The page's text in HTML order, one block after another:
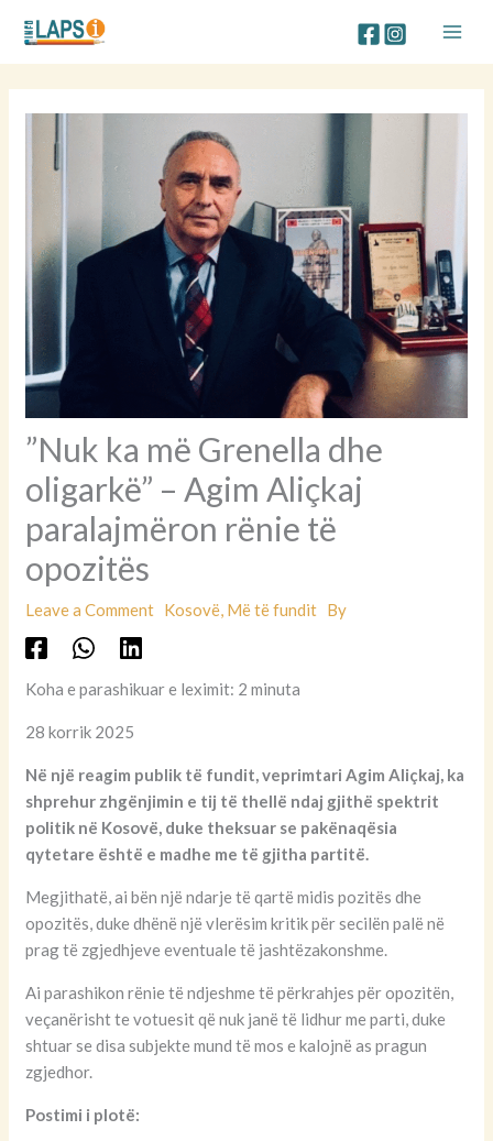
content
”Nuk ka më Grenella dhe
oligarkë” – Agim Aliçkaj
paralajmëron rënie të
opozitës
Leave a Comment Kosovë, Më të fundit By
Koha e parashikuar e leximit: 2 minuta
28 korrik 2025
Në një reagim publik të fundit, veprimtari Agim Aliçkaj, ka
shprehur zhgënjimin e tij të thellë ndaj gjithë spektrit
politik në Kosovë, duke theksuar se pakënaqësia
qytetare është e madhe me të gjitha partitë.
Megjithatë, ai bën një ndarje të qartë midis pozitës dhe
opozitës, duke dhënë një vlerësim kritik për secilën palë në
prag të zgjedhjeve eventuale të jashtëzakonshme.
Ai parashikon rënie të ndjeshme të përkrahjes për opozitën,
veçanërisht te votuesit që nuk janë të lidhur me parti, duke
shtuar se disa subjekte mund të mos e kalojnë as pragun
zgjedhor.
Postimi i plotë: